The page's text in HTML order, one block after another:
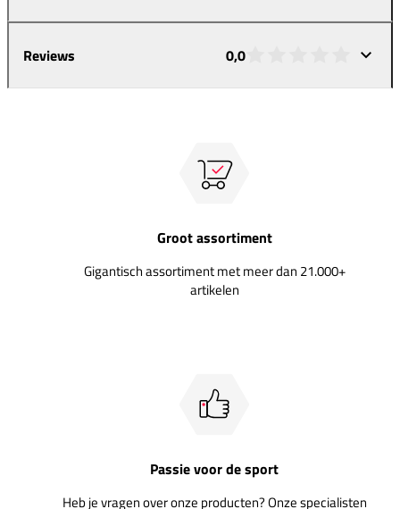
Reviews 0,0
Groot assortiment
Gigantisch assortiment met meer dan 21.000+
artikelen
Passie voor de sport
Heb je vragen over onze producten? Onze specialisten